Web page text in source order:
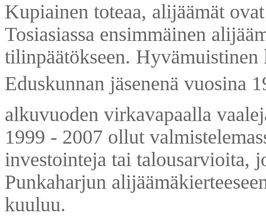
Kupiainen toteaa, alijäämät
Tosiasiassa ensimmäinen
tilinpäätökseen.
Eduskunnan jäsenenä vuosina
alkuvuoden virkavapaalla
1999 - 2007 ollut
investointeja tai talousarvioita,
Punkaharjun
kuuluu.